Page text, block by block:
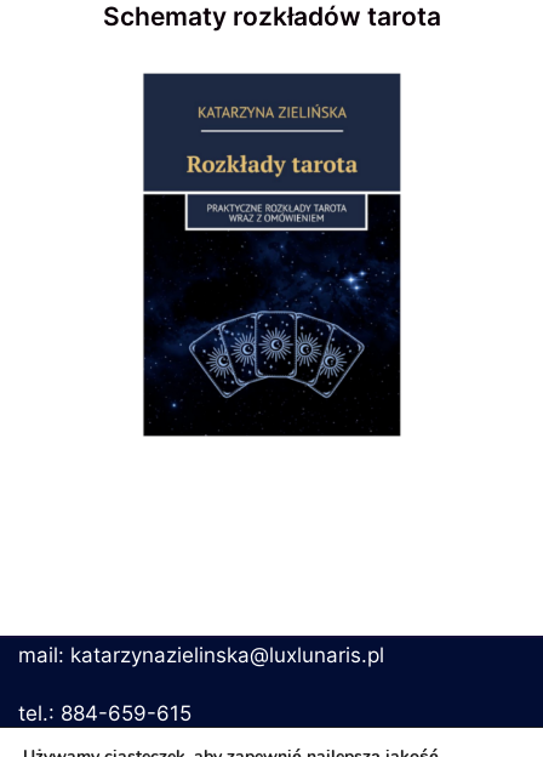
Schematy rozkładów tarota
mail: katarzynazielinska@luxlunaris.pl
tel.: 884-659-615